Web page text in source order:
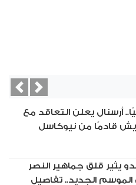
أرسنال يعلن التعاقد مع
قادمًا من نيوكاسل
يثير قلق جماهير النصر
الموسم الجديد.. تفاصيل
Next